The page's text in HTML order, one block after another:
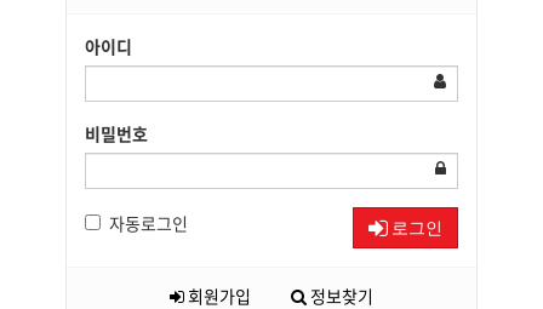
아이디
비밀번호
자동로그인 로그인
회원가입 정보찾기